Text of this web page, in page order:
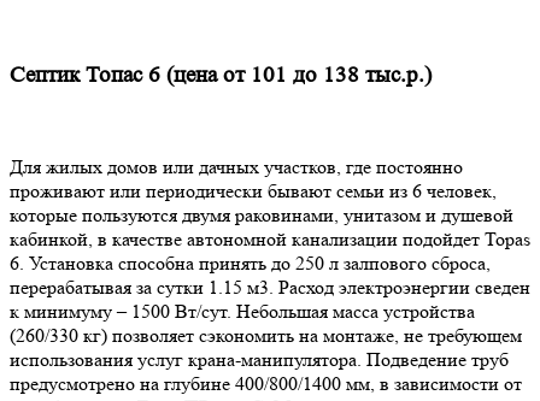
Септик Топас 6 (цена от 101 до 138 тыс.р.)
Для жилых домов или дачных участков, где постоянно
проживают или периодически бывают семьи из 6 человек,
которые пользуются двумя раковинами, унитазом и душевой
кабинкой, в качестве автономной канализации подойдет Topas
6. Установка способна принять до 250 л залпового сброса,
перерабатывая за сутки 1.15 м3. Расход электроэнергии сведен
к минимуму – 1500 Вт/сут. Небольшая масса устройства
(260/330 кг) позволяет сэкономить на монтаже, не требующем
использования услуг крана-манипулятора. Подведение труб
предусмотрено на глубине 400/800/1400 мм, в зависимости от